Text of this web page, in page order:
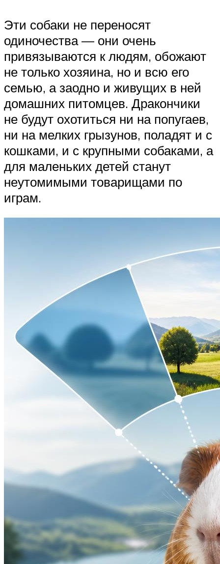
Эти собаки не переносят
одиночества — они очень
привязываются к людям, обожают
не только хозяина, но и всю его
семью, а заодно и живущих в ней
домашних питомцев. Дракончики
не будут охотиться ни на попугаев,
ни на мелких грызунов, поладят и с
кошками, и с крупными собаками, а
для маленьких детей станут
неутомимыми товарищами по
играм.